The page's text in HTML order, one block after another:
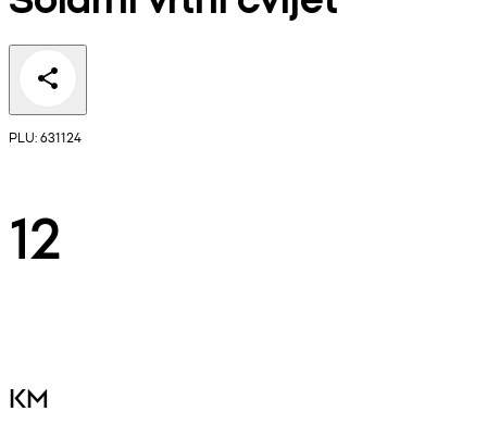
PLU: 631124
12
KM